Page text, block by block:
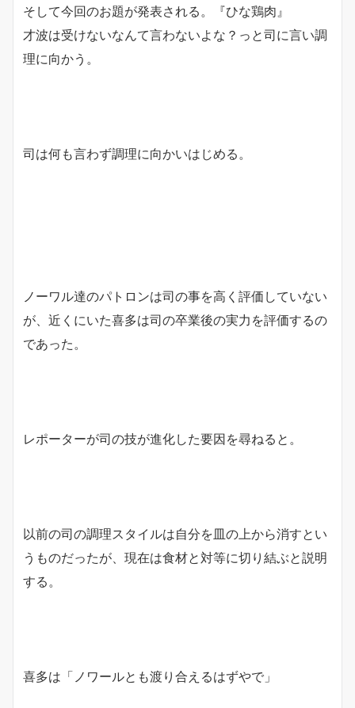
そして今回のお題が発表される。『ひな鶏肉』
才波は受けないなんて言わないよな？っと司に言い調
理に向かう。
司は何も言わず調理に向かいはじめる。
ノーワル達のパトロンは司の事を高く評価していない
が、近くにいた喜多は司の卒業後の実力を評価するの
であった。
レポーターが司の技が進化した要因を尋ねると。
以前の司の調理スタイルは自分を皿の上から消すとい
うものだったが、現在は食材と対等に切り結ぶと説明
する。
喜多は「ノワールとも渡り合えるはずやで」